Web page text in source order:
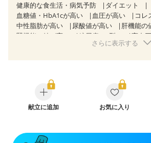
健康的な食生活・病気予防
ダイエット
血糖値・HbA1cが高い
血圧が高い
コレ
中性脂肪が高い
尿酸値が高い
肝機能の
腎機能の値が高い
糖尿病（2型） 高血圧
狭心症 心筋梗塞
糖尿病性腎症（第１期）
糖尿病性腎症（
糖尿病性腎症（第３期）
CKD（ステージ１
CKD（ステージ２）
CKD（ステージ３a）
乳がん治療を終えた方・経過観察中の方など
さらに表示する
献立に追加 お気に入り